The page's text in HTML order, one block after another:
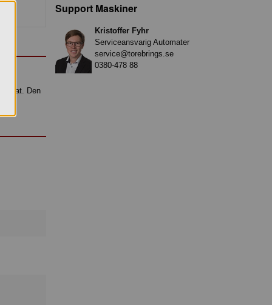
Carat. Den
Support Maskiner
Kristoffer Fyhr
Serviceansvarig Automater
service@torebrings.se
0380-478 88